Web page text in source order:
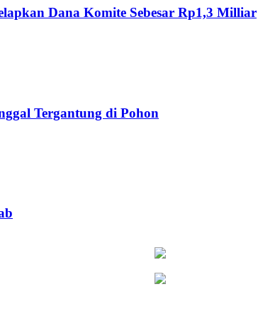
Dana Komite Sebesar Rp1,3 Milliar
Tergantung di Pohon